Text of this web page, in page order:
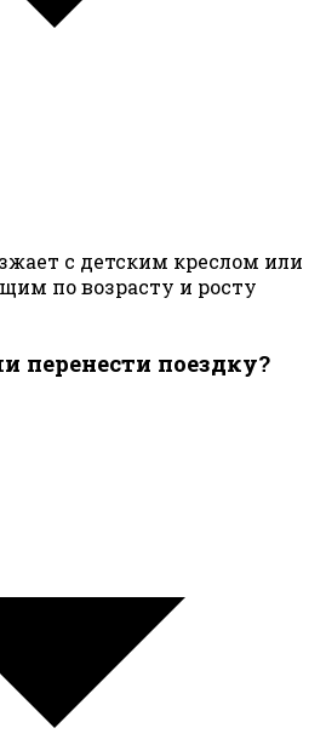
с детским креслом или
по возрасту и росту
перенести поездку?